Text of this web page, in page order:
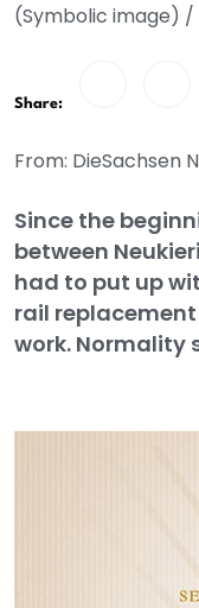
(Symbolic image)
Share:
From: DieSachsen
Since the
between
had to put up
rail
work. Normality